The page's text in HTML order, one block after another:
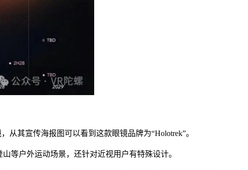
其宣传海报图可以看到这款眼镜品牌为“Holotrek”。
户外运动场景，还针对近视用户有特殊设计。